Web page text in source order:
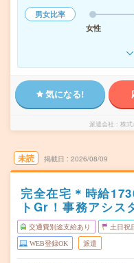
男女比率
女性
気になる!
派遣会社 株式
未読 掲載日 2026/08/09
完全在宅＊時給
トGr！事務アシス
交通費別途支給あり 土日祝
WEB登録OK 派遣